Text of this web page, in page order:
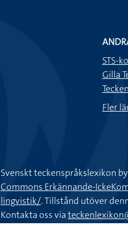
STS-
Gilla
Fler
Svenskt teckenspråkslexikon by
Commons Erkännande-
lingvistik/. Tillstånd utöver
Kontakta oss via